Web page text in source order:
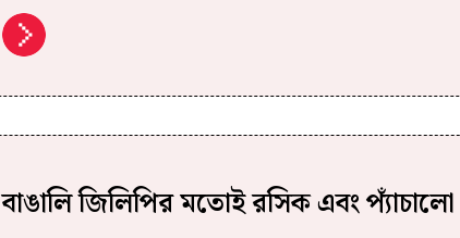
বাঙালি জিলিপির মতোই রসিক এবং প্যাঁচালো